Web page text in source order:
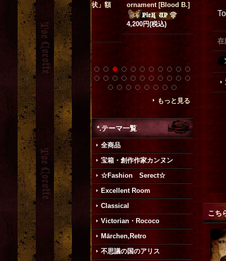
シャルロットの招待状」額
y.nyanmo
(税込)
ornament[Blood B. ]
(税込)
ト A4
800円(税
もっと見る
*.テーマ一覧
全商品
宝箱・創作作家カンヌン
☆Fashion Serect☆
Excellent Room
Classical
Victorian・Rococo
Mārchen,Retro
不思議の国のアリス
在
こち